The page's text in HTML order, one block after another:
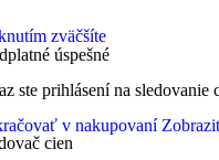
zväčšíte
úspešné
ste prihlásení na
v nakupovaní
cien